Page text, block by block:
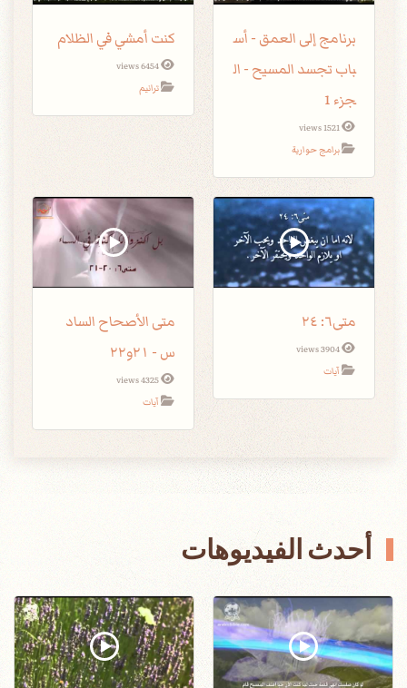
برنامج إلى العمق - أس
باب تجسد المسيح - ال
جزء 1
1521 views
برامج حوارية
كنت أمشي في الظلام
6454 views
ترانيم
متى٦: ٢٤
3904 views
آيات
متى الأصحاح الساد
س - ٢١و٢٢
4325 views
آيات
أحدث الفيديوهات